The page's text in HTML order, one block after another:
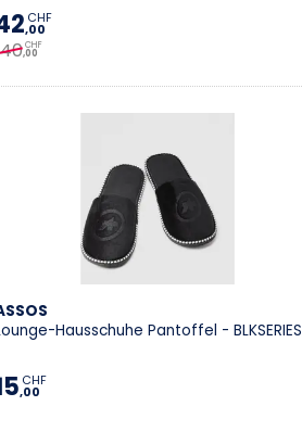
,00
CHF
,00
CHF
Hausschuhe Pantoffel - BLKSERIES
,00
CHF